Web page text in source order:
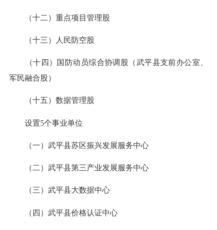
（十二）重点项目管理股
（十三）人民防空股
（十四）国防动员综合协调股（武平县支前办公室、
军民融合股）
（十五）数据管理股
设置5个事业单位
（一）武平县苏区振兴发展服务中心
（二）武平县第三产业发展服务中心
（三）武平县大数据中心
（四）武平县价格认证中心